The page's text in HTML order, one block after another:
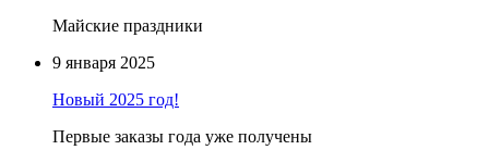
Майские праздники
9 января 2025
Новый 2025 год!
Первые заказы года уже получены